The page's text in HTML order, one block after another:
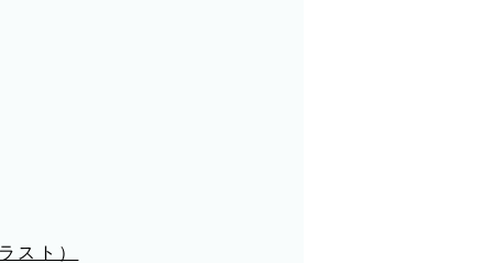
スト）